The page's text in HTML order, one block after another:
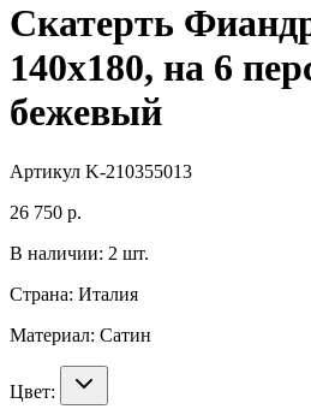
Скатерть
140х180, на 6
бежевый
Артикул K-210355013
26 750 р.
В наличии: 2 шт.
Страна: Италия
Материал: Сатин
Цвет: